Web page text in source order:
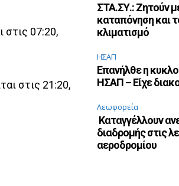
στις 07:20,
στις 21:20,
ΣΤΑ.ΣΥ.: Ζητούν
καταπόνηση και
κλιματισμό
ΗΣΑΠ
Επανήλθε η
ΗΣΑΠ – Είχε
Λεωφορεία
Καταγγέλλουν
διαδρομής στις
αεροδρομίου